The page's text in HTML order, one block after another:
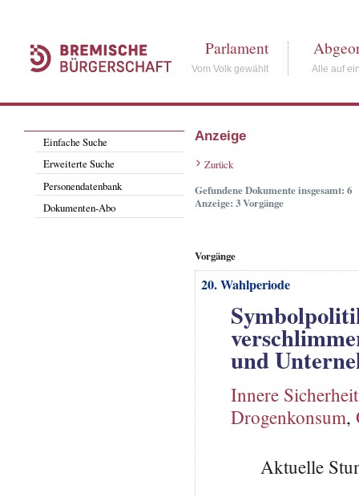
Parlament
Vom Volk gewählt Alle auf
Einfache Suche
Erweiterte Suche
Personendatenbank
Dokumenten-Abo
Anzeige
Zurück
Gefundene Dokumente insgesamt: 6
Anzeige: 3 Vorgänge
Vorgänge
20. Wahlperiode
und
Innere Sicherheit
Drogenkonsum,
Aktuelle